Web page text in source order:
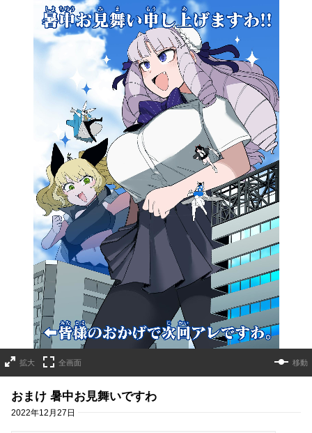
拡大 全画面 移動
おまけ 暑中お見舞いですわ
2022年12月27日